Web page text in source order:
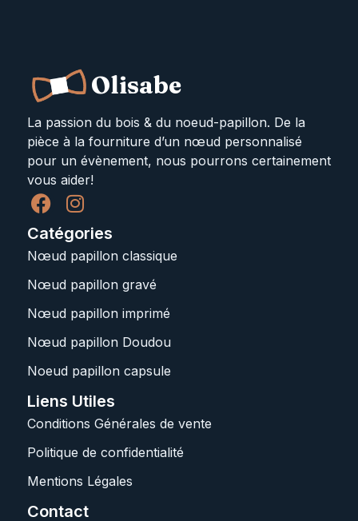
Olisabe
La passion du bois & du noeud-papillon. De la
pièce à la fourniture d’un nœud personnalisé
pour un évènement, nous pourrons certainement
vous aider!
Catégories
Nœud papillon classique
Nœud papillon gravé
Nœud papillon imprimé
Nœud papillon Doudou
Noeud papillon capsule
Liens Utiles
Conditions Générales de vente
Politique de confidentialité
Mentions Légales
Contact